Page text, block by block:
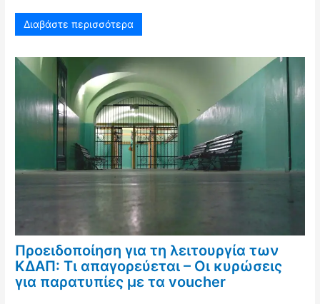
Διαβάστε περισσότερα
Προειδοποίηση για τη λειτουργία των
ΚΔΑΠ: Τι απαγορεύεται – Οι κυρώσεις
για παρατυπίες με τα voucher